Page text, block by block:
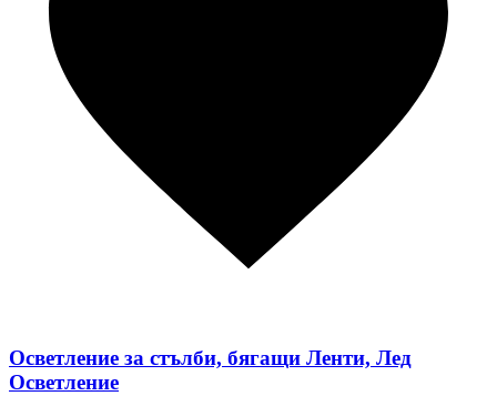
Осветление за стълби, бягащи Ленти, Лед
Осветление